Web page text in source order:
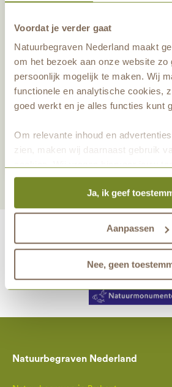
Voordat je verder gaat
Natuurbegraven Nederland maakt
om het bezoek aan onze website zo
persoonlijk mogelijk te maken. Wij
functionele en analytische cookies,
goed werkt en je alles functies kunt
Om relevante inhoud en
zien, maken wij daarnaast gebruik
altijd mogelijk om je toestemming te
marketingprestaties worden
onze gasten nog beter kunnen
over het gebruik van cookies? Bekijk
Ja, ik geef
Aanpassen
Nee, geen
Nieuwsbrief aanmelden
maakt eeuwige grafrust in de natuur
Natuurbegraven Nederland